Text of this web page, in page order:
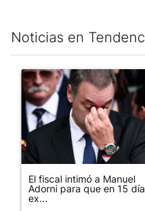
Noticias en
Este listado muestra los
Un artículo de tendencia
El fiscal intimó a Manuel
Adorni para que en 15
ex...